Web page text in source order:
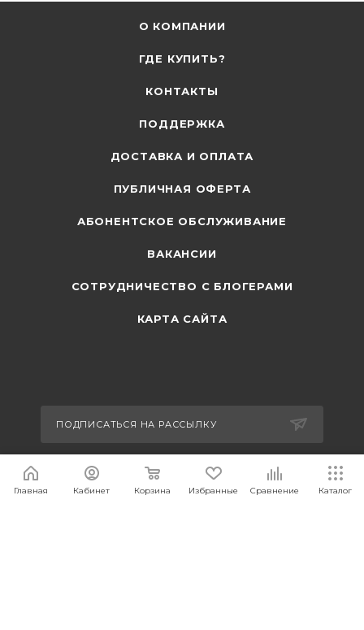
О КОМПАНИИ
ГДЕ КУПИТЬ?
КОНТАКТЫ
ПОДДЕРЖКА
ДОСТАВКА И ОПЛАТА
ПУБЛИЧНАЯ ОФЕРТА
АБОНЕНТСКОЕ ОБСЛУЖИВАНИЕ
ВАКАНСИИ
СОТРУДНИЧЕСТВО С БЛОГЕРАМИ
КАРТА САЙТА
ПОДПИСАТЬСЯ НА РАССЫЛКУ
+7 495 374-63-44
Главная Кабинет Корзина Избранные Сравнение Каталог